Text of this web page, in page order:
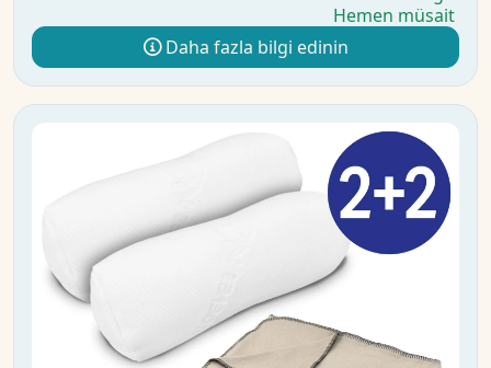
Hemen müsait
Daha fazla bilgi edinin